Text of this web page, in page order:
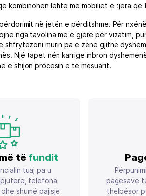
kombinohen lehtë me mobiliet e tjera që
në jetën e përditshme. Për
nga tavolina më e gjerë për vizatim,
shfrytëzoni murin pa e zënë gjithë
Një tapet nën karrige mbron
e shijon procesin e të mësuarit.
të fundit
tuaj pa u
telefona
shumë pajisje
pagesave
thelbësor